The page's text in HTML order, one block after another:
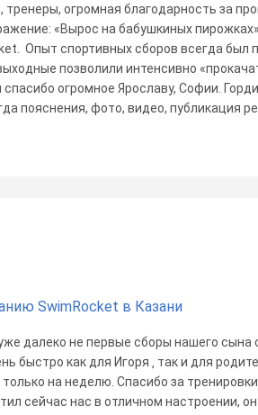
огромная благодарность за
«Вырос на бабушкиных
Опыт спортивных сборов всегда был
позволили интенсивно
спасибо огромное Ярославу, Софии.
пояснения, фото, видео, публикация
SwimRocket в Казани
далеко не первые сборы нашего сына
быстро как для Игоря ‚ так и для
на неделю. Спасибо за
сейчас нас в отличном настроении, он